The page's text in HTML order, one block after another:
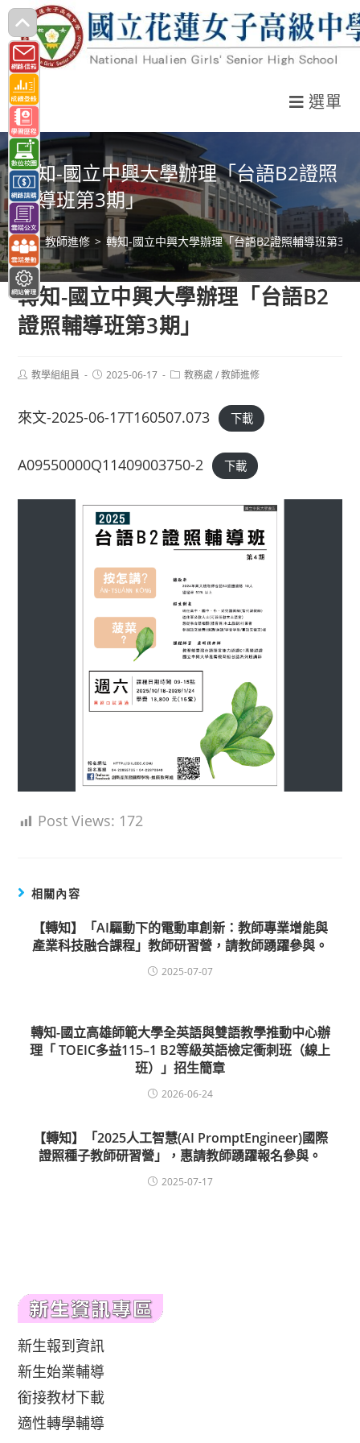
跳
轉
至
主
要
內
容
選單
轉知-國立中興大學辦理「台語B2證照
輔導班第3期」
> 教師進修 > 轉知-國立中興大學辦理「台語B2證照輔導班第3期
轉知-國立中興大學辦理「台語B2
證照輔導班第3期」
Post教學組組員
Post2025-06-17
Post教務處 / 教師進修
來文-2025-06-17T160507.073 下載
A09550000Q11409003750-2 下載
Post Views: 172
相關內容
【轉知】「AI驅動下的電動車創新：教師專業增能與
產業科技融合課程」教師研習營，請教師踴躍參與。
2025-07-07
轉知-國立高雄師範大學全英語與雙語教學推動中心辦
理「 TOEIC多益115–1 B2等級英語檢定衝刺班（線上
班）」招生簡章
2026-06-24
【轉知】「2025人工智慧(AI PromptEngineer)國際
證照種子教師研習營」，惠請教師踴躍報名參與。
2025-07-17
新生報到資訊
新生始業輔導
銜接教材下載
適性轉學輔導